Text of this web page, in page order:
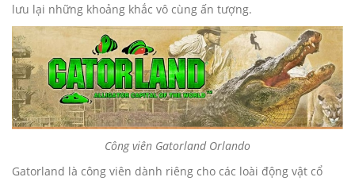
lưu lại những khoảng khắc vô cùng ấn tượng.
Công viên Gatorland Orlando
Gatorland là công viên dành riêng cho các loài động vật cổ